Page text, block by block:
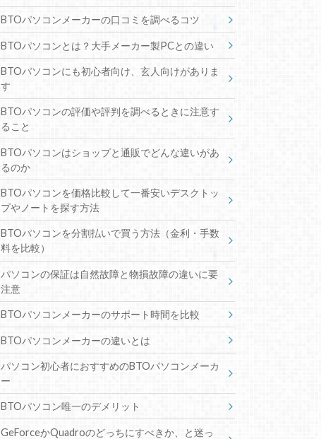
BTOパソコンメーカーの口コミを調べるコツ
BTOパソコンとは？大手メーカー製PCとの違い
BTOパソコンにも初心者向け、玄人向けがありま
す
BTOパソコンの評価や評判を調べるときに注意す
ること
BTOパソコンはショップと通販でどんな違いがあ
るのか
BTOパソコンを価格比較して一番安いデスクトッ
プやノートを探す方法
BTOパソコンを分割払いで買う方法（金利・手数
料を比較）
パソコンの保証は自然故障と物損故障の違いに要
注意
BTOパソコンメーカーのサポート時間を比較
BTOパソコンメーカーの違いとは
パソコン初心者におすすめのBTOパソコンメーカ
ー
BTOパソコン唯一のデメリット
GeForceかQuadroのどっちにすべきか、と迷っ